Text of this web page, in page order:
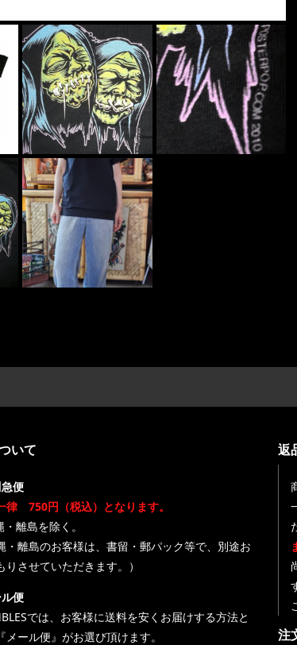
いて
便
律 750円（税込）となります。
離島を除く。
・離島のお客様は、書留・郵パック等で、別途お
りさせていただきます。）
便
では、お客様に送料を安くお届けする方法と
メール便』がお選び頂けます。
返
注